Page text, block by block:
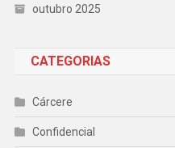
outubro 2025
CATEGORIAS
Cárcere
Confidencial